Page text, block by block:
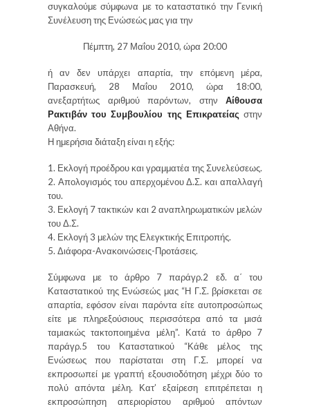
συγκαλούμε σύμφωνα με το καταστατικό την Γενική
Συνέλευση της Ενώσεώς μας για την
Πέμπτη, 27 Μαΐου 2010, ώρα 20:00
ή αν δεν υπάρχει απαρτία, την επόμενη μέρα,
Παρασκευή, 28 Μαΐου 2010, ώρα 18:00,
ανεξαρτήτως αριθμού παρόντων, στην Αίθουσα
Ρακτιβάν του Συμβουλίου της Επικρατείας στην
Αθήνα.
Η ημερήσια διάταξη είναι η εξής:
1. Εκλογή προέδρου και γραμματέα της Συνελεύσεως.
2. Απολογισμός του απερχομένου Δ.Σ. και απαλλαγή
του.
3. Εκλογή 7 τακτικών και 2 αναπληρωματικών μελών
του Δ.Σ.
4. Εκλογή 3 μελών της Ελεγκτικής Επιτροπής.
5. Διάφορα-Ανακοινώσεις-Προτάσεις.
Σύμφωνα με το άρθρο 7 παράγρ.2 εδ. α΄ του
Καταστατικού της Ενώσεώς μας “Η Γ.Σ. βρίσκεται σε
απαρτία, εφόσον είναι παρόντα είτε αυτοπροσώπως
είτε με πληρεξούσιους περισσότερα από τα μισά
ταμιακώς τακτοποιημένα μέλη”. Κατά το άρθρο 7
παράγρ.5 του Καταστατικού “Κάθε μέλος της
Ενώσεως που παρίσταται στη Γ.Σ. μπορεί να
εκπροσωπεί με γραπτή εξουσιοδότηση μέχρι δύο το
πολύ απόντα μέλη. Κατ’ εξαίρεση επιτρέπεται η
εκπροσώπηση απεριορίστου αριθμού απόντων